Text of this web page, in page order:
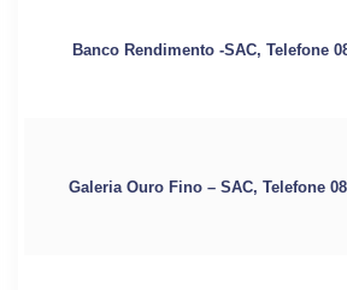
Banco Rendimento -SAC, Telefone
Galeria Ouro Fino – SAC, Telefone